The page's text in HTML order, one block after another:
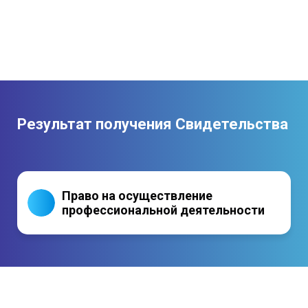
Результат получения Свидетельства
Право на осуществление
профессиональной деятельности